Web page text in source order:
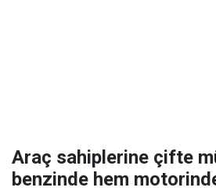
Araç sahiplerine çifte
benzinde hem